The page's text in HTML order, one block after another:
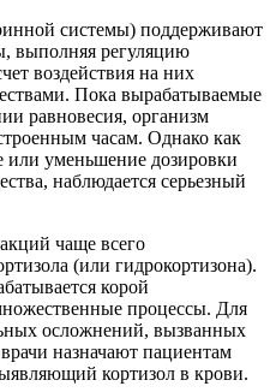
системы) поддерживают
выполняя регуляцию
воздействия на них
Пока вырабатываемые
равновесия, организм
часам. Однако как
или уменьшение дозировки
наблюдается серьезный
чаще всего
(или гидрокортизона).
корой
процессы. Для
осложнений, вызванных
назначают пациентам
кортизол в крови.